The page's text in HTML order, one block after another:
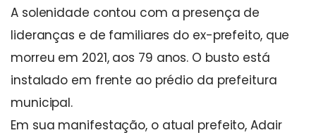
A solenidade contou com a presença de
lideranças e de familiares do ex-prefeito, que
morreu em 2021, aos 79 anos. O busto está
instalado em frente ao prédio da prefeitura
municipal.
Em sua manifestação, o atual prefeito, Adair